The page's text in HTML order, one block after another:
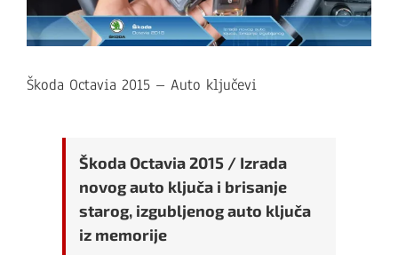
Škoda Octavia 2015 – Auto ključevi
Škoda Octavia 2015 / Izrada
novog auto ključa i brisanje
starog, izgubljenog auto ključa
iz memorije